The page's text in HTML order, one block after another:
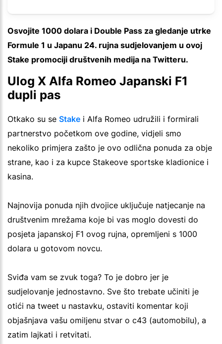
Osvojite 1000 dolara i Double Pass za gledanje utrke
Formule 1 u Japanu 24. rujna sudjelovanjem u ovoj
Stake promociji društvenih medija na Twitteru.
Ulog X Alfa Romeo Japanski F1
dupli pas
Otkako su se Stake i Alfa Romeo udružili i formirali
partnerstvo početkom ove godine, vidjeli smo
nekoliko primjera zašto je ovo odlična ponuda za obje
strane, kao i za kupce Stakeove sportske kladionice i
kasina.
Najnovija ponuda njih dvojice uključuje natjecanje na
društvenim mrežama koje bi vas moglo dovesti do
posjeta japanskoj F1 ovog rujna, opremljeni s 1000
dolara u gotovom novcu.
Sviđa vam se zvuk toga? To je dobro jer je
sudjelovanje jednostavno. Sve što trebate učiniti je
otići na tweet u nastavku, ostaviti komentar koji
objašnjava vašu omiljenu stvar o c43 (automobilu), a
zatim lajkati i retvitati.